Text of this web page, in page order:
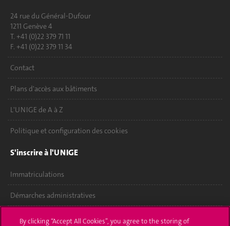
24 rue du Général-Dufour
1211 Genève 4
T. +41 (0)22 379 71 11
F. +41 (0)22 379 11 34
Contact
Plans d'accès aux bâtiments
L'UNIGE de A à Z
Politique et configuration des cookies
S'inscrire à l'UNIGE
Immatriculations
Démarches administratives
Poser une question
By clicking “Accept All Cookies”, you agree to the storing of